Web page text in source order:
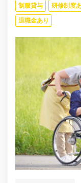
制服貸与 研修制度
退職金あり